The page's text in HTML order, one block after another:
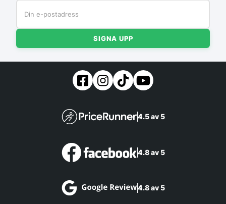
SIGNA UPP
4.5 av 5
4.8 av 5
4.8 av 5